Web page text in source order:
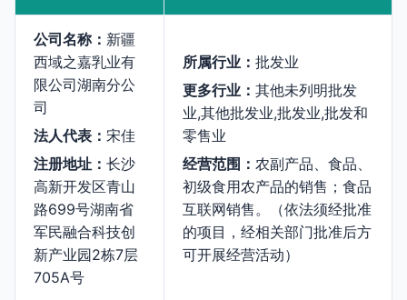
公司名称： 新疆
西域之嘉乳业有
限公司湖南分公
司
法人代表： 宋佳
注册地址： 长沙
高新开发区青山
路699号湖南省
军民融合科技创
新产业园2栋7层
705A号
所属行业： 批发业
更多行业： 其他未列明批发
业,其他批发业,批发业,批发和
零售业
经营范围： 农副产品、食品、
初级食用农产品的销售；食品
互联网销售。（依法须经批准
的项目，经相关部门批准后方
可开展经营活动）